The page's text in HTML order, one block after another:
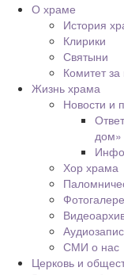
О храме
История
Клирики
Святыни
Комитет
Жизнь храма
Новости и
дом»
Хор храма
СМИ о нас
Церковь и